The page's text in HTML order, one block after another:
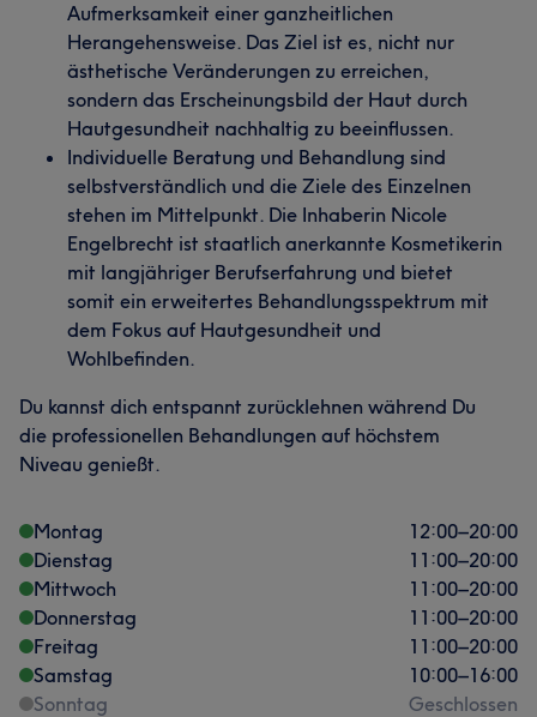
Aufmerksamkeit einer ganzheitlichen
Herangehensweise. Das Ziel ist es, nicht nur
ästhetische Veränderungen zu erreichen,
sondern das Erscheinungsbild der Haut durch
Hautgesundheit nachhaltig zu beeinflussen.
Individuelle Beratung und Behandlung sind
selbstverständlich und die Ziele des Einzelnen
stehen im Mittelpunkt. Die Inhaberin Nicole
Engelbrecht ist staatlich anerkannte Kosmetikerin
mit langjähriger Berufserfahrung und bietet
somit ein erweitertes Behandlungsspektrum mit
dem Fokus auf Hautgesundheit und
Wohlbefinden.
Du kannst dich entspannt zurücklehnen während Du
die professionellen Behandlungen auf höchstem
Niveau genießt.
Montag 12:00–20:00
Dienstag
11:00–20:00
Mittwoch
11:00–20:00
Donnerstag
11:00–20:00
Freitag
11:00–20:00
Samstag
10:00–16:00
Sonntag
Geschlossen